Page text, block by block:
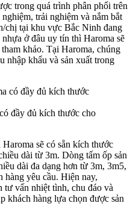
trong quá trình phân phối trên
trải nghiệm và nắm bắt
chị tại khu vực Bắc Ninh đang
ở đâu uy tín thì Haroma sẽ
khảo. Tại Haroma, chúng
nhập khẩu và sản xuất trong
đầy đủ kích thước cho
sẽ có sẵn kích thước
dài từ 3m. Dòng tấm ốp sản
dài đa dạng hơn từ 3m, 3m5,
hàng yêu cầu. Hiện nay,
tư vấn nhiệt tình, chu đáo và
khách hàng lựa chọn được sản